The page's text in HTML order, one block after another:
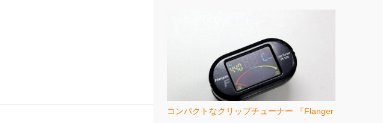
コンパクトなクリップチューナー 『Flanger